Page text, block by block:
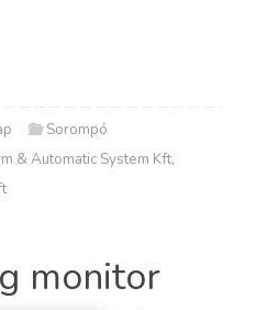
Sorompó
& Automatic System Kft,
monitor